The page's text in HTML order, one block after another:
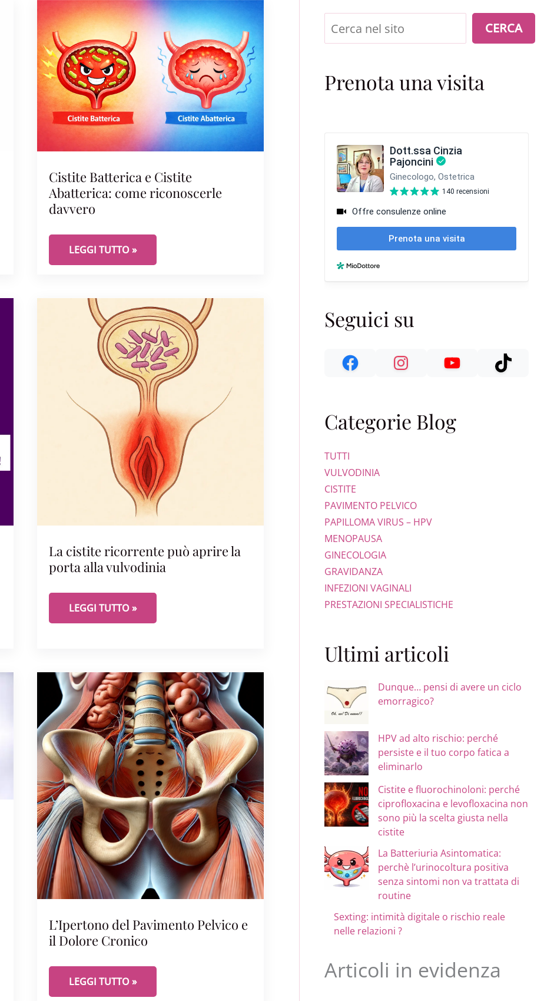
PELVICO: PRIMA IL DOLORE O PRIMA LA CONTRAZIONE?
Cistite Batterica e Cistite
Abatterica: come riconoscerle
davvero
CISTITE BATTERICA E CISTITE ABATTERICA: COME RICONOSCERLE DAVVERO
LEGGI TUTTO »
(VIDEO). A CURA DELLA DOTT.SSA PAJONCINI
La cistite ricorrente può aprire la
porta alla vulvodinia
LA CISTITE RICORRENTE PUÒ APRIRE LA PORTA ALLA VULVODINIA
LEGGI TUTTO »
VULVODINIA
L’Ipertono del Pavimento Pelvico e
il Dolore Cronico
L’IPERTONO DEL PAVIMENTO PELVICO E IL DOLORE CRONICO
LEGGI TUTTO »
Cerca CERCA
Prenota una visita
Seguici su
Categorie Blog
TUTTI
VULVODINIA
CISTITE
PAVIMENTO PELVICO
PAPILLOMA VIRUS – HPV
MENOPAUSA
GINECOLOGIA
GRAVIDANZA
INFEZIONI VAGINALI
PRESTAZIONI SPECIALISTICHE
Ultimi articoli
Dunque… pensi di avere un ciclo
emorragico?
HPV ad alto rischio: perché
persiste e il tuo corpo fatica a
eliminarlo
Cistite e fluorochinoloni: perché
ciprofloxacina e levofloxacina non
sono più la scelta giusta nella
cistite
La Batteriuria Asintomatica:
perchè l’urinocoltura positiva
senza sintomi non va trattata di
routine
Sexting: intimità digitale o rischio reale
nelle relazioni ?
Articoli in evidenza